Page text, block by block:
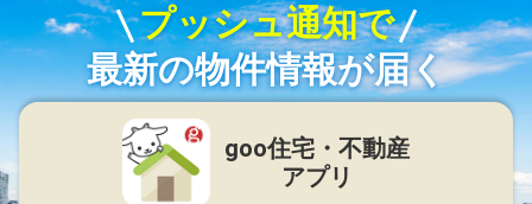
プッシュ通知で
最新の物件情報が届く
goo住宅・不動産
アプリ